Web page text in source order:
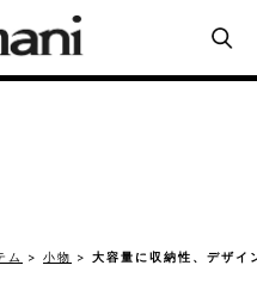
ム 小物 大容量に収納性、デザ